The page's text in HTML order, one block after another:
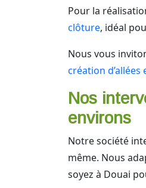
Pour la
clôture, idéal
Nous vous
création d’allées
Nos
environs
Notre société
même. Nous
soyez à Douai